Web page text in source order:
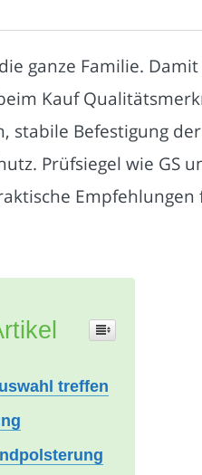
ganze Familie.
Kauf
stabile Befestigung
Prüfsiegel wie GS
treffen